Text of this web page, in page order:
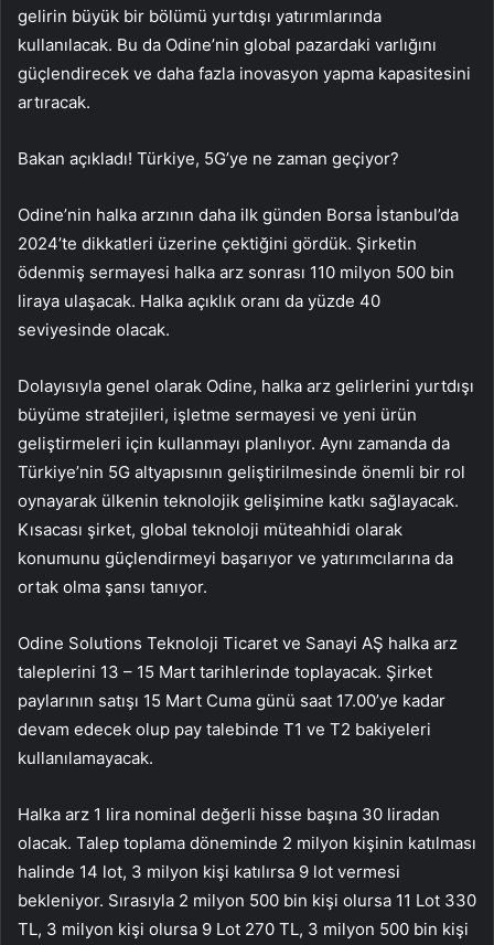
gelirin büyük bir bölümü yurtdışı yatırımlarında
kullanılacak. Bu da Odine’nin global pazardaki varlığını
güçlendirecek ve daha fazla inovasyon yapma kapasitesini
artıracak.
Bakan açıkladı! Türkiye, 5G’ye ne zaman geçiyor?
Odine’nin halka arzının daha ilk günden Borsa İstanbul’da
2024’te dikkatleri üzerine çektiğini gördük. Şirketin
ödenmiş sermayesi halka arz sonrası 110 milyon 500 bin
liraya ulaşacak. Halka açıklık oranı da yüzde 40
seviyesinde olacak.
Dolayısıyla genel olarak Odine, halka arz gelirlerini yurtdışı
büyüme stratejileri, işletme sermayesi ve yeni ürün
geliştirmeleri için kullanmayı planlıyor. Aynı zamanda da
Türkiye’nin 5G altyapısının geliştirilmesinde önemli bir rol
oynayarak ülkenin teknolojik gelişimine katkı sağlayacak.
Kısacası şirket, global teknoloji müteahhidi olarak
konumunu güçlendirmeyi başarıyor ve yatırımcılarına da
ortak olma şansı tanıyor.
Odine Solutions Teknoloji Ticaret ve Sanayi AŞ halka arz
taleplerini 13 – 15 Mart tarihlerinde toplayacak. Şirket
paylarının satışı 15 Mart Cuma günü saat 17.00’ye kadar
devam edecek olup pay talebinde T1 ve T2 bakiyeleri
kullanılamayacak.
Halka arz 1 lira nominal değerli hisse başına 30 liradan
olacak. Talep toplama döneminde 2 milyon kişinin katılması
halinde 14 lot, 3 milyon kişi katılırsa 9 lot vermesi
bekleniyor. Sırasıyla 2 milyon 500 bin kişi olursa 11 Lot 330
TL, 3 milyon kişi olursa 9 Lot 270 TL, 3 milyon 500 bin kişi